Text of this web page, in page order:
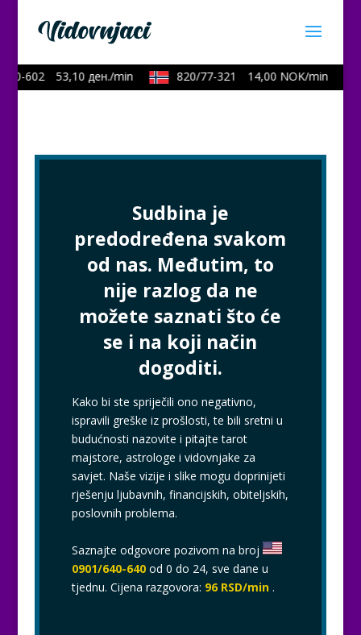
40-602 53,10 ден./min 820/77-321 14,00 NOK/min
Sudbina je
predodređena svakom
od nas. Međutim, to
nije razlog da ne
možete saznati što će
se i na koji način
dogoditi.
Kako bi ste spriječili ono negativno,
ispravili greške iz prošlosti, te bili sretni u
budućnosti nazovite i pitajte tarot
majstore, astrologe i vidovnjake za
savjet. Naše vizije i slike mogu doprinijeti
rješenju ljubavnih, financijskih, obiteljskih,
poslovnih problema.
Saznajte odgovore pozivom na broj
0901/640-640 od 0 do 24, sve dane u
tjednu. Cijena razgovora: 96 RSD/min .